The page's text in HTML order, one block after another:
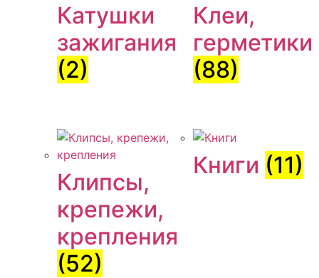
Катушки
зажигания
(2)
Клеи,
герметики
(88)
Клипсы,
крепежи,
крепления
(52)
Книги (11)